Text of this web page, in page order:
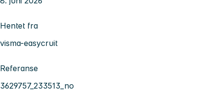
Hentet fra
visma-easycruit
Referanse
3629757_233513_no